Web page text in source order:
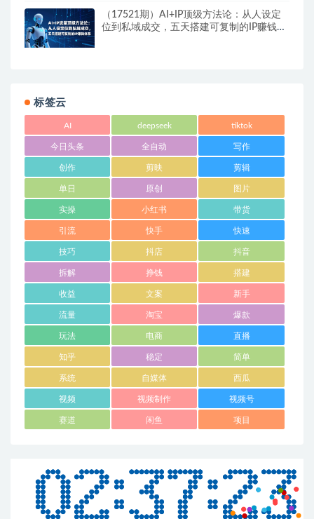
（17521期）AI+IP顶级方法论：从人设定
位到私域成交，五天搭建可复制的IP赚钱体
标签云
AI deepseek tiktok
今日头条 全自动 写作
创作 剪映 剪辑
单日 原创 图片
实操 小红书 带货
引流 快手 快速
技巧 抖店 抖音
拆解 挣钱 搭建
收益 文案 新手
流量 淘宝 爆款
玩法 电商 直播
知乎 稳定 简单
系统 自媒体 西瓜
视频 视频制作 视频号
赛道 闲鱼 项目